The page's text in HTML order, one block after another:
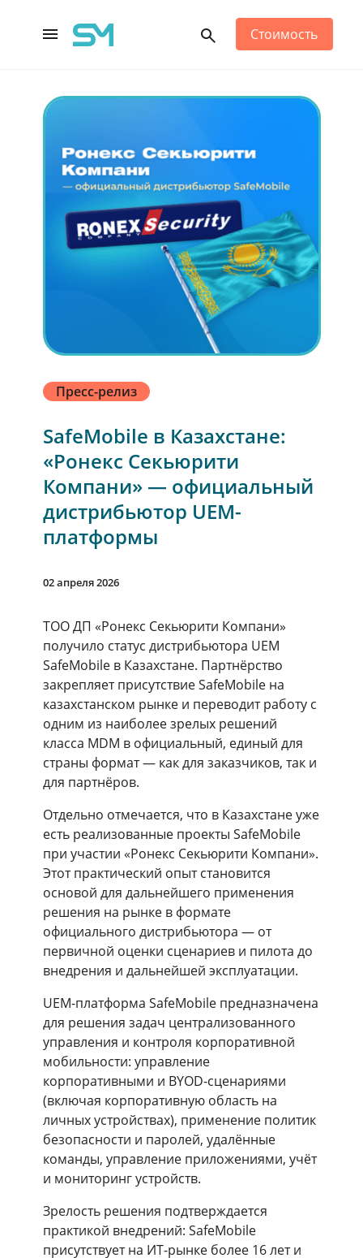
Main Navigation Стоимость
Пресс-релиз
SafeMobile в Казахстане:
«Ронекс Секьюрити
Компани» — официальный
дистрибьютор UEM-
платформы
02 апреля 2026
ТОО ДП «Ронекс Секьюрити Компани»
получило статус дистрибьютора UEM
SafeMobile в Казахстане. Партнёрство
закрепляет присутствие SafeMobile на
казахстанском рынке и переводит работу с
одним из наиболее зрелых решений
класса MDM в официальный, единый для
страны формат — как для заказчиков, так и
для партнёров.
Отдельно отмечается, что в Казахстане уже
есть реализованные проекты SafeMobile
при участии «Ронекс Секьюрити Компани».
Этот практический опыт становится
основой для дальнейшего применения
решения на рынке в формате
официального дистрибьютора — от
первичной оценки сценариев и пилота до
внедрения и дальнейшей эксплуатации.
UEM-платформа SafeMobile предназначена
для решения задач централизованного
управления и контроля корпоративной
мобильности: управление
корпоративными и BYOD-сценариями
(включая корпоративную область на
личных устройствах), применение политик
безопасности и паролей, удалённые
команды, управление приложениями, учёт
и мониторинг устройств.
Зрелость решения подтверждается
практикой внедрений: SafeMobile
присутствует на ИТ-рынке более 16 лет и